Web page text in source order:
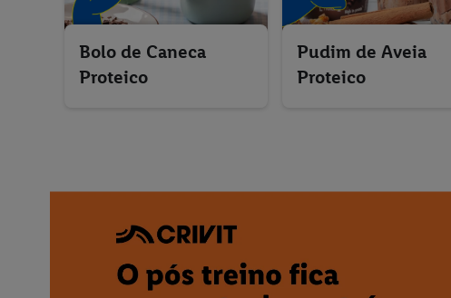
Bolo de Caneca
Proteico
Pudim de Aveia
Proteico